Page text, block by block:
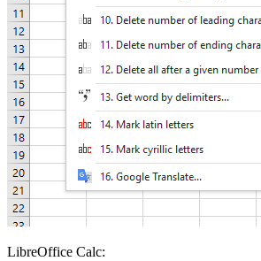
LibreOffice Calc: